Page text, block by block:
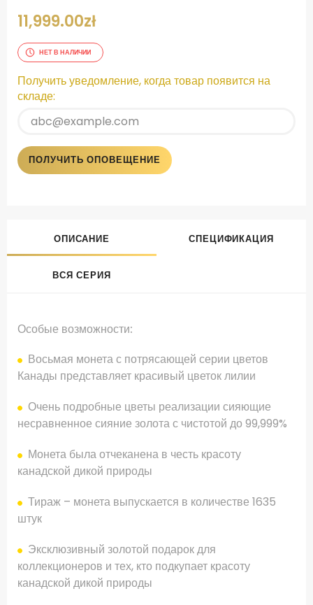
11,999.00zł
НЕТ В НАЛИЧИИ
Получить уведомление, когда товар появится на
складе:
ПОЛУЧИТЬ ОПОВЕЩЕНИЕ
ОПИСАНИЕ СПЕЦИФИКАЦИЯ
ВСЯ СЕРИЯ
Особые возможности:
Восьмая монета с потрясающей серии цветов
Канады представляет красивый цветок лилии
Очень подробные цветы реализации сияющие
несравненное сияние золота с чистотой до 99,999%
Монета была отчеканена в честь красоту
канадской дикой природы
Тираж – монета выпускается в количестве 1635
штук
Эксклюзивный золотой подарок для
коллекционеров и тех, кто подкупает красоту
канадской дикой природы